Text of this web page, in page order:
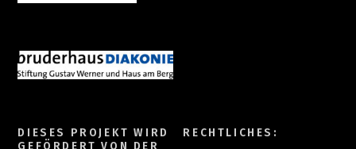
DIESES PROJEKT WIRD
RECHTLICHES: